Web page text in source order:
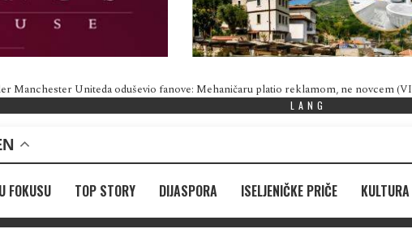
Manchester Uniteda oduševio fanove: Mehaničaru platio reklamom, ne novcem
LANG
U FOKUSU TOP STORY DIJASPORA ISELJENIČKE PRIČE KULTURA